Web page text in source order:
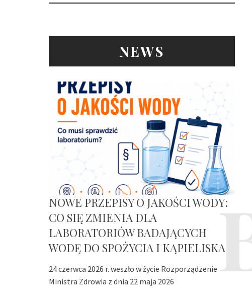
NEWS
NOWE PRZEPISY O JAKOŚCI WODY:
CO SIĘ ZMIENIA DLA
LABORATORIÓW BADAJĄCYCH
WODĘ DO SPOŻYCIA I KĄPIELISKA
24 czerwca 2026 r. weszło w życie Rozporządzenie
Ministra Zdrowia z dnia 22 maja 2026